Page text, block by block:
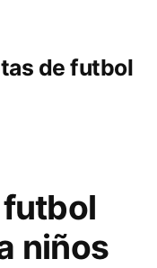
de futbol
niños